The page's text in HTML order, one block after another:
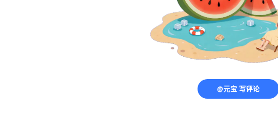
@元宝 写评论